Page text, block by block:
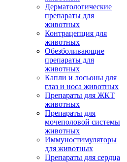
Дерматологические
препараты для
животных
Контрацепция для
животных
Обезболивающие
препараты для
животных
Капли и лосьоны для
глаз и носа животных
Препараты для ЖКТ
животных
Препараты для
мочеполовой системы
животных
Иммуностимуляторы
для животных
Препараты для сердца